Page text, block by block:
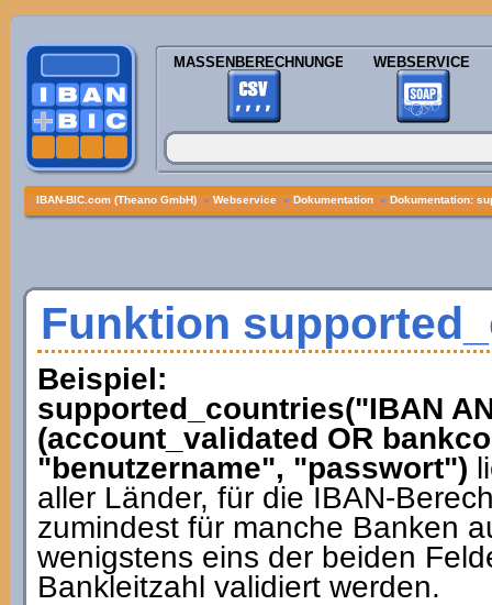
MASSENBERECHNUNGEN WEBSERVICE
IBAN-BIC.com (Theano GmbH) » Webservice » Dokumentation » Dokumentation:
Funktion
Beispiel:
supported_countries("IBAN
(account_validated OR
"benutzername", "passwort")
aller Länder, für die IBAN-
zumindest für manche Banken
wenigstens eins der beiden
Bankleitzahl validiert werden.